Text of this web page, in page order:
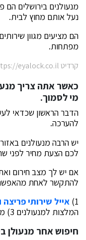
מנעולנים בירושלים
נעל אותם מחוץ לבית.
הם מציעים מגוון
מפתחות.
קרדיט https://eyalock.co.il/
כאשר אתה צריך
מי לסמוך.
הדבר הראשון שכדאי
להערכה.
יש הרבה מנעולנים
לכם הצעת מחיר לפני
אם יש לך מצב חירום
להתקשר לאחת
1) אייל שירותי פריצה
המלצות למנעולנים 3) מנעולנים מאינדקסים מוכרים
חיפוש אחר מנעולן